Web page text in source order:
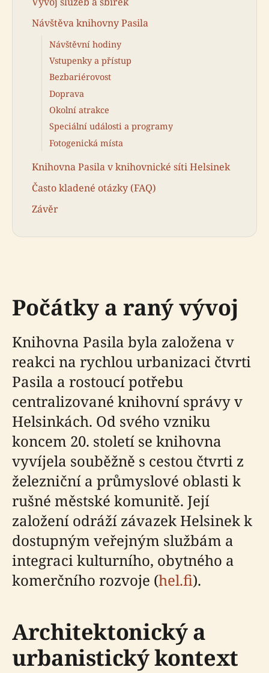
Návštěva knihovny Pasila
Návštěvní hodiny
Vstupenky a přístup
Bezbariérovost
Doprava
Okolní atrakce
Speciální události a programy
Fotogenická místa
Knihovna Pasila v knihovnické síti Helsinek
Často kladené otázky (FAQ)
Závěr
Počátky a raný vývoj
Knihovna Pasila byla založena v
reakci na rychlou urbanizaci čtvrti
Pasila a rostoucí potřebu
centralizované knihovní správy v
Helsinkách. Od svého vzniku
koncem 20. století se knihovna
vyvíjela souběžně s cestou čtvrti z
železniční a průmyslové oblasti k
rušné městské komunitě. Její
založení odráží závazek Helsinek k
dostupným veřejným službám a
integraci kulturního, obytného a
komerčního rozvoje (hel.fi).
Architektonický a
urbanistický kontext